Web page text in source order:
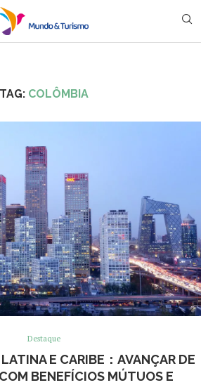
TAG: COLÔMBIA
Destaque
E CARIBE：AVANÇAR DE
BENEFÍCIOS MÚTUOS E